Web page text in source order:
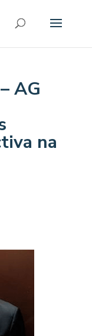
AG
na